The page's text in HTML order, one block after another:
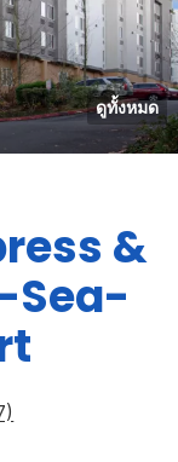
ดูทั้งหมด
&
Sea-